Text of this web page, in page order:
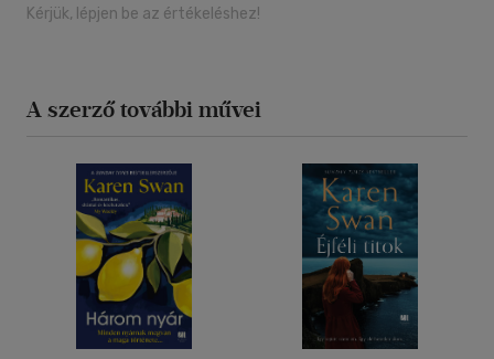
Kérjük, lépjen be az értékeléshez!
A szerző további művei